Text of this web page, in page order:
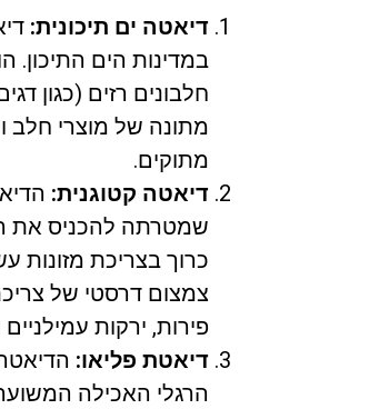
דיאטה ים תיכונית:
במדינות הים התיכון.
חלבונים רזים (כגון
מתונה של מוצרי חלב
מתוקים.
דיאטה קטוגנית:
שמטרתה להכניס את
כרוך בצריכת מזונות
צמצום דרסטי של
פירות, ירקות
דיאטת פליאו:
הרגלי האכילה